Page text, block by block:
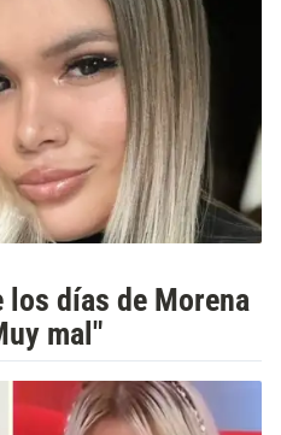
los días de Morena
mal"